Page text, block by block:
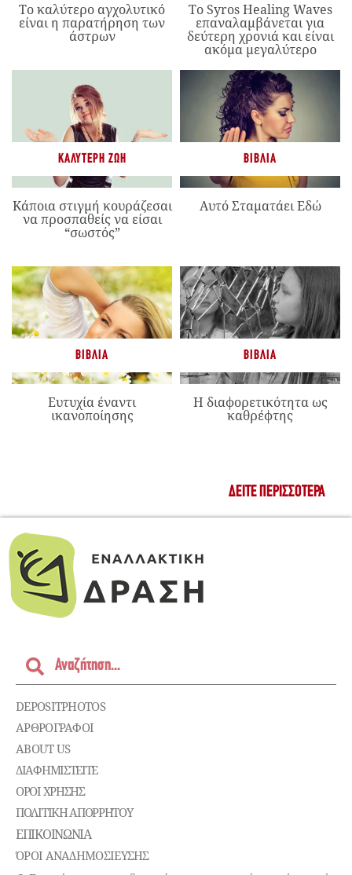
Το καλύτερο αγχολυτικό
είναι η παρατήρηση των
άστρων
Το Syros Healing Waves
επαναλαμβάνεται για
δεύτερη χρονιά και είναι
ακόμα μεγαλύτερο
ΚΑΛΎΤΕΡΗ ΖΩΉ
Κάποια στιγμή κουράζεσαι
να προσπαθείς να είσαι
“σωστός”
ΒΙΒΛΊΑ
Αυτό Σταματάει Εδώ
ΒΙΒΛΊΑ
Ευτυχία έναντι
ικανοποίησης
ΒΙΒΛΊΑ
Η διαφορετικότητα ως
καθρέφτης
ΔΕΊΤΕ ΠΕΡΙΣΣΌΤΕΡΑ
DEPOSITPHOTOS
ΑΡΘΡΟΓΡΑΦΟΙ
ABOUT US
ΔΙΑΦΗΜΙΣΤΕΊΤΕ
ΌΡΟΙ ΧΡΉΣΗΣ
ΠΟΛΙΤΙΚΉ ΑΠΟΡΡΉΤΟΥ
ΕΠΙΚΟΙΝΩΝΊΑ
ΌΡΟΙ ΑΝΑΔΗΜΟΣΙΕΥΣΗΣ